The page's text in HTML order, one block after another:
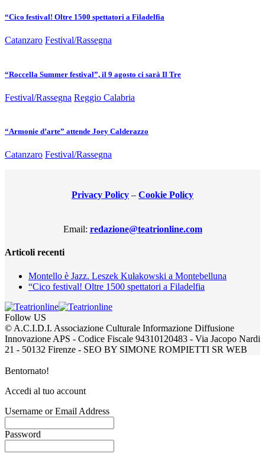
“Cico festival! Oltre 1500 spettatori a Filadelfia
Catanzaro Festival/Rassegna
“Roccella Summer festival”, il 9 agosto ci sarà Il Tre
Festival/Rassegna Reggio Calabria
“Armonie d’arte” attende Joey Calderazzo
Catanzaro Festival/Rassegna
Privacy Policy – Cookie Policy
Email: redazione@teatrionline.com
Articoli recenti
Montello è Jazz. Leszek Kułakowski a Montebelluna
“Cico festival! Oltre 1500 spettatori a Filadelfia
Follow US
© A.C.I.D.I. Associazione Culturale Informazione Diffusione
Innovazione APS - Codice Fiscale 94310120483 - Via Jacopo Nardi
21 - 50132 Firenze - SEO BY SIMONE ROMPIETTI SR WEB
Bentornato!
Accedi al tuo account
Username or Email Address
Password